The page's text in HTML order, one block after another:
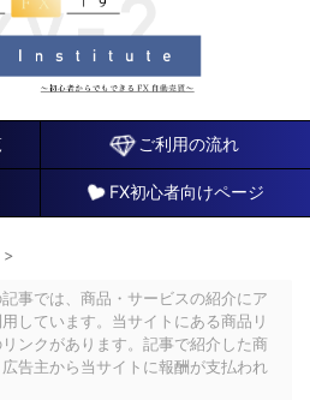
ご利用の流れ
FX初心者向けページ
>
事では、商品・サービスの紹介にア
しています。当サイトにある商品リ
ンクがあります。記事で紹介した商
告主から当サイトに報酬が支払われ